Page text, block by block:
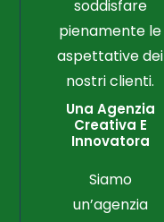
soddisfare
pienamente le
aspettative dei
nostri clienti.
Una Agenzia
Creativa E
Innovatora
Siamo
un’agenzia